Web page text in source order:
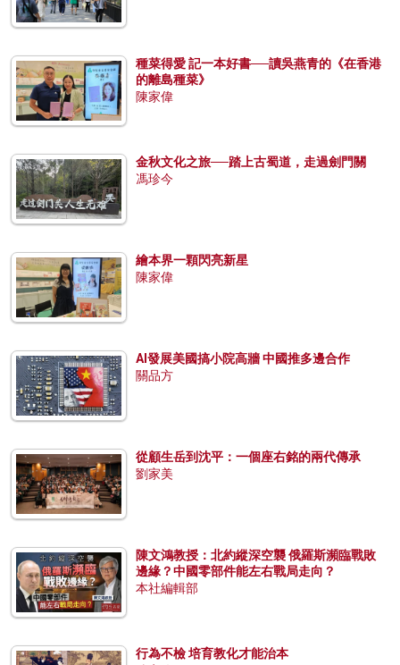
種菜得愛 記一本好書──讀吳燕青的《在香港
的離島種菜》
陳家偉
金秋文化之旅──踏上古蜀道，走過劍門關
馮珍今
繪本界一顆閃亮新星
陳家偉
AI發展美國搞小院高牆 中國推多邊合作
關品方
從顧生岳到沈平：一個座右銘的兩代傳承
劉家美
陳文鴻教授：北約縱深空襲 俄羅斯瀕臨戰敗
邊緣？中國零部件能左右戰局走向？
本社編輯部
行為不檢 培育教化才能治本